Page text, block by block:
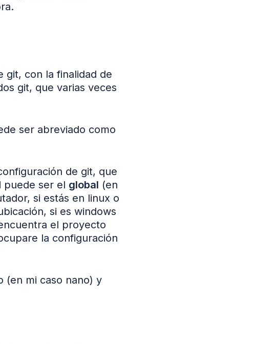
git, con la finalidad de
git, que varias veces
ser abreviado como
de git, que
puede ser el global (en
si estás en linux o
si es windows
el proyecto
la configuración
(en mi caso nano) y